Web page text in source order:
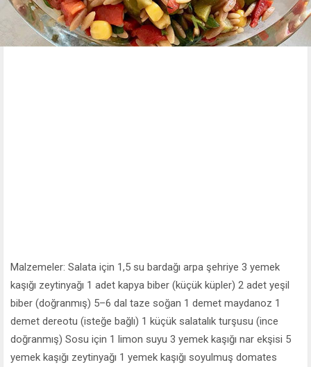
Malzemeler: Salata için 1,5 su bardağı arpa şehriye 3 yemek
kaşığı zeytinyağı 1 adet kapya biber (küçük küpler) 2 adet yeşil
biber (doğranmış) 5–6 dal taze soğan 1 demet maydanoz 1
demet dereotu (isteğe bağlı) 1 küçük salatalık turşusu (ince
doğranmış) Sosu için 1 limon suyu 3 yemek kaşığı nar ekşisi 5
yemek kaşığı zeytinyağı 1 yemek kaşığı soyulmuş domates